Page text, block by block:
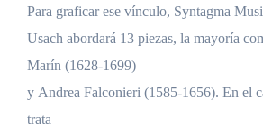
Para graficar ese vínculo, Syntagma
Usach abordará 13 piezas, la mayoría
Marín (1628-1699)
y Andrea Falconieri (1585-1656). En el
trata